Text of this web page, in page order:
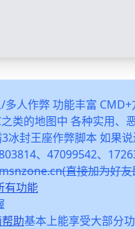
人作弊 功能丰富
类的地图中 各种实用、
冰封王座作弊脚本 如果
、47099542、
直接加为好
有功能
助基本上能享受大部分